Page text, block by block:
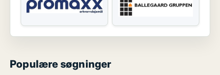
Populære søgninger